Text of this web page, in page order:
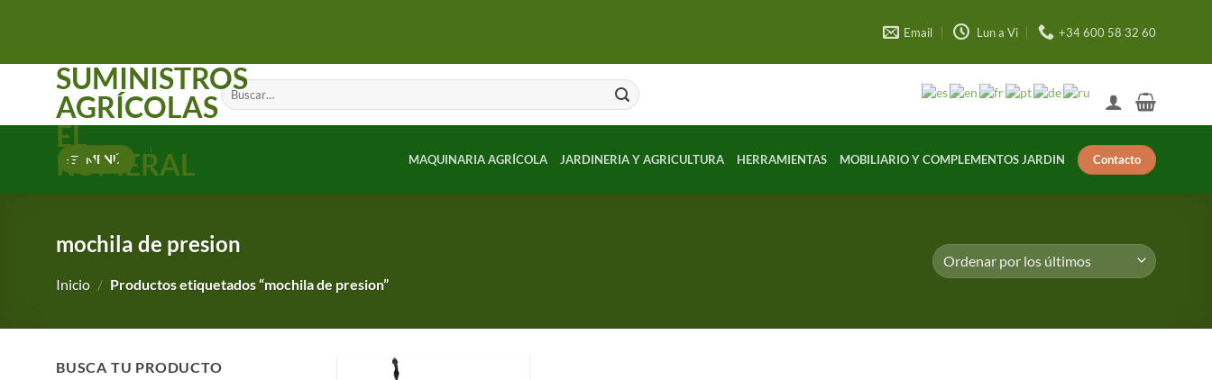
Email Lun a Vi +34 600 58 32 60
SUMINISTROS
AGRÍCOLAS
EL
ROMERAL
Buscar
por:
MENÚ MAQUINARIA AGRÍCOLA JARDINERIA Y AGRICULTURA HERRAMIENTAS MOBILIARIO Y COMPLEMENTOS JARDIN Contacto
mochila de presion
Inicio / Productos etiquetados “mochila de presion”
BUSCA TU PRODUCTO